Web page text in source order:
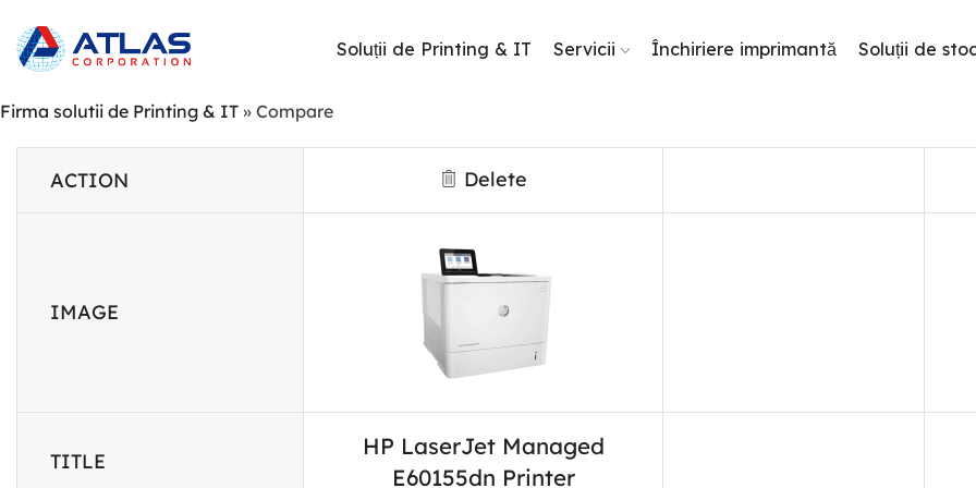
Soluții de Printing & IT Servicii Închiriere imprimantă Soluții de
Firma solutii de Printing & IT » Compare
ACTION Delete
IMAGE
TITLE
HP LaserJet Managed
E60155dn Printer